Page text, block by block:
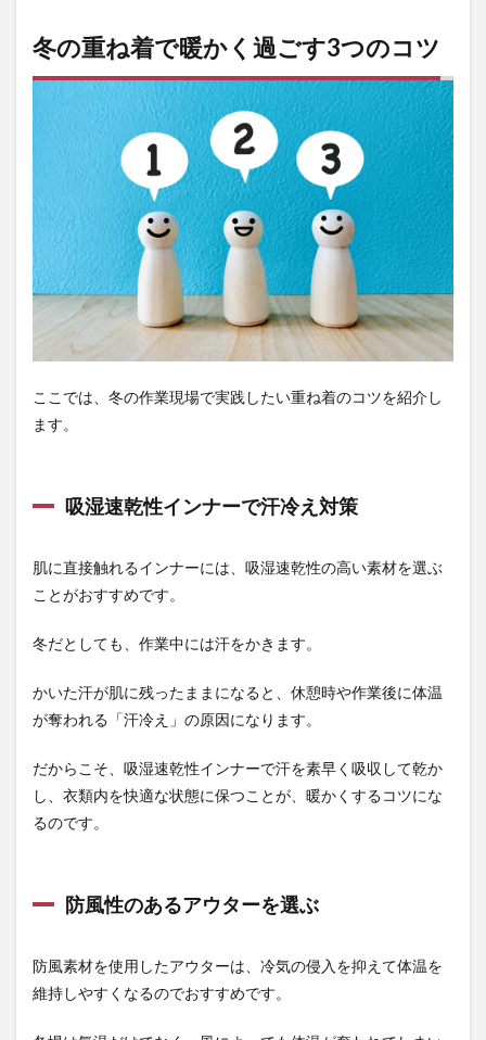
着で
暖か
く過
ごす
3つ
のコ
ツ
1.1
吸湿
速乾
性イ
ンナ
ーで
汗冷
え対
策
防風
を選
脱ぎ
やす
体温
調整
すい
2
重ね
着で
つけ
みす
ぎな
い
冬の重ね着で暖かく過ごす3つのコツ
ここでは、冬の作業現場で実践したい重ね着のコツを紹介し
ます。
吸湿速乾性インナーで汗冷え対策
肌に直接触れるインナーには、吸湿速乾性の高い素材を選ぶ
ことがおすすめです。
冬だとしても、作業中には汗をかきます。
かいた汗が肌に残ったままになると、休憩時や作業後に体温
が奪われる「汗冷え」の原因になります。
だからこそ、吸湿速乾性インナーで汗を素早く吸収して乾か
し、衣類内を快適な状態に保つことが、暖かくするコツにな
るのです。
防風性のあるアウターを選ぶ
防風素材を使用したアウターは、冷気の侵入を抑えて体温を
維持しやすくなるのでおすすめです。